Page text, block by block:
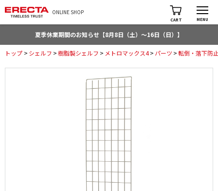
ONLINE SHOP
CART MENU
夏季休業期間のお知らせ【8月8日（土）～16日（日）】
トップ > シェルフ >樹脂製シェルフ > メトロマックス4> パーツ >転倒・落下防